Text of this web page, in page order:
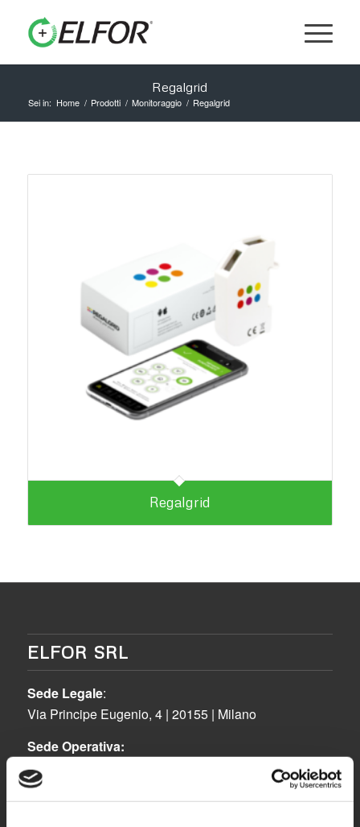
Regalgrid
Sei in: Home / Prodotti / Monitoraggio / Regalgrid
Regalgrid
ELFOR SRL
Sede Legale:
Via Principe Eugenio, 4 | 20155 | Milano
Sede Operativa:
Via Lavoratori Autobianchi, 1 – Strada 8 – Edificio
22/F | 20832 | Desio (MB)